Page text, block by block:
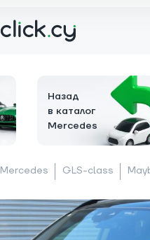
Назад
в каталог
Mercedes
Mercedes GLS-class